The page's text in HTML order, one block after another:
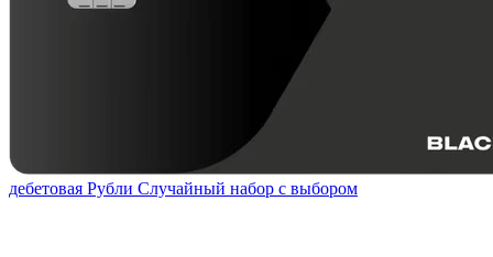
дебетовая Рубли Случайный набор с выбором